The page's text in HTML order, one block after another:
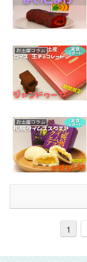
お土産コラム
お土産コラム
1